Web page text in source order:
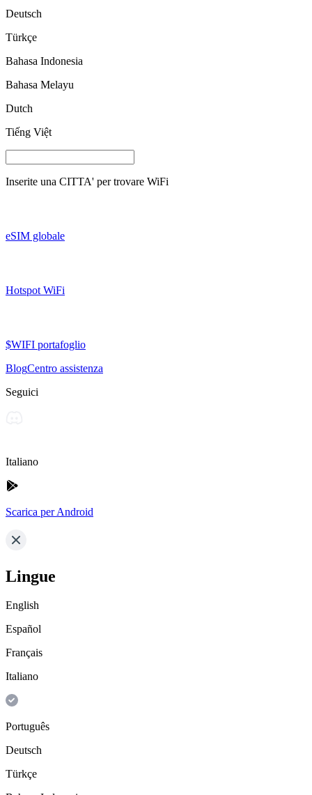
Deutsch
Türkçe
Bahasa Indonesia
Bahasa Melayu
Dutch
Tiếng Việt
Inserite una CITTA' per trovare WiFi
eSIM globale
Hotspot WiFi
$WIFI portafoglio
BlogCentro assistenza
Seguici
Italiano
Scarica per Android
Lingue
English
Español
Français
Italiano
Português
Deutsch
Türkçe